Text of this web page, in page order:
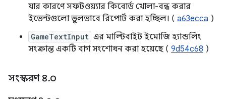
যার কারণে সফটওয়্যার কিবোর্ড খোলা-বন্ধ করার
ইভেন্টগুলো ভুলভাবে রিপোর্ট করা হচ্ছিল। ( a63ecca )
GameTextInput এর মাল্টিবাইট ইমোজি হ্যান্ডলিং
সংক্রান্ত একটি বাগ সংশোধন করা হয়েছে ( 9d54c68 )
সংস্করণ ৪.০